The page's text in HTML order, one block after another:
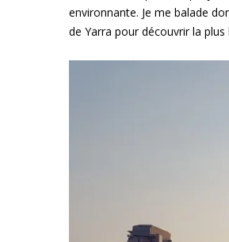
environnante. Je me balade
de Yarra pour découvrir la plus